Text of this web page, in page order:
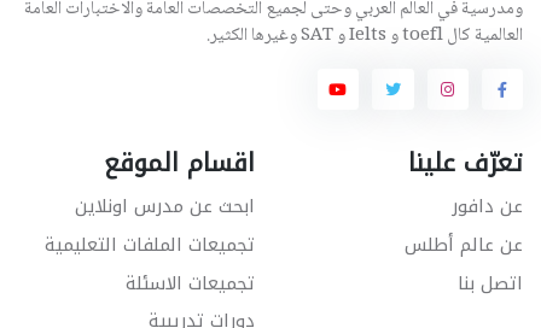
ومدرسية في العالم العربي وحتى لجميع التخصصات العامة والاختبارات العامة
العالمية كال toefl و Ielts و SAT وغيرها الكثير.
تعرّف علينا
عن دافور
عن عالم أطلس
اتصل بنا
اقسام الموقع
ابحث عن مدرس اونلاين
تجميعات الملفات التعليمية
تجميعات الاسئلة
دورات تدريبية